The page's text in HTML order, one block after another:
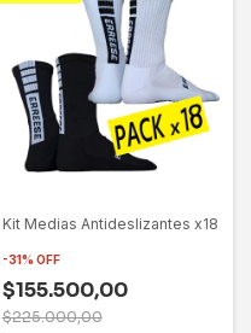
Kit Medias Antideslizantes x18
-31% OFF
$155.500,00
$225.000,00